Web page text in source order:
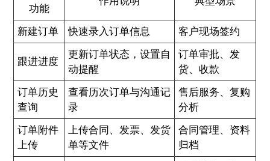
功能
新建订单 快速录入订单信息 客户现场签约
跟进进度
更新订单状态，设置自
动提醒
订单审批、发
货、收款
订单历史
查询
查看历次订单与沟通记
录
售后服务、复购
分析
订单附件
上传
上传合同、发票、发货
单等文件
合同管理、资料
归档